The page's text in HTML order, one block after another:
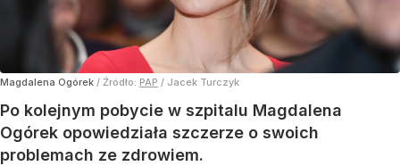
Magdalena Ogórek / Źródło: PAP / Jacek Turczyk
Po kolejnym pobycie w szpitalu Magdalena
Ogórek opowiedziała szczerze o swoich
problemach ze zdrowiem.